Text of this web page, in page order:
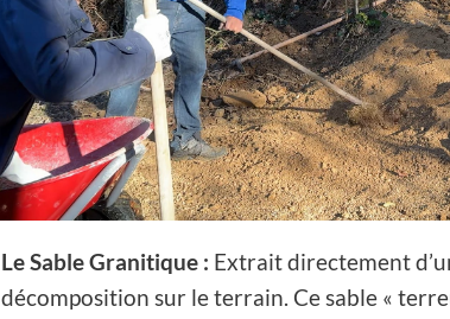
Le Sable Granitique : Extrait directement
décomposition sur le terrain. Ce sable «